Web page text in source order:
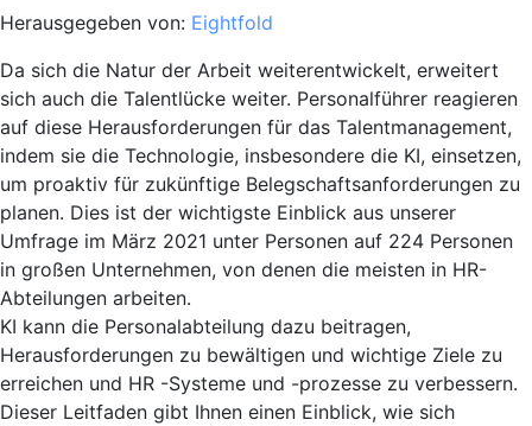
Herausgegeben von: Eightfold
Da sich die Natur der Arbeit weiterentwickelt, erweitert
sich auch die Talentlücke weiter. Personalführer reagieren
auf diese Herausforderungen für das Talentmanagement,
indem sie die Technologie, insbesondere die KI, einsetzen,
um proaktiv für zukünftige Belegschaftsanforderungen zu
planen. Dies ist der wichtigste Einblick aus unserer
Umfrage im März 2021 unter Personen auf 224 Personen
in großen Unternehmen, von denen die meisten in HR-
Abteilungen arbeiten.
KI kann die Personalabteilung dazu beitragen,
Herausforderungen zu bewältigen und wichtige Ziele zu
erreichen und HR -Systeme und -prozesse zu verbessern.
Dieser Leitfaden gibt Ihnen einen Einblick, wie sich